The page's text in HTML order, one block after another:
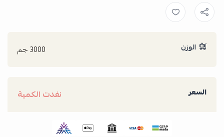
الوزن 3000 جم
السعر نفدت الكمية